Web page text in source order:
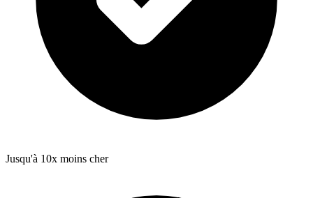
Jusqu'à 10x moins cher